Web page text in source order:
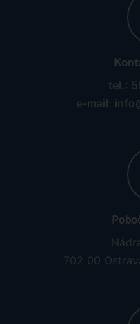
tel.:
e-mail:
702 00